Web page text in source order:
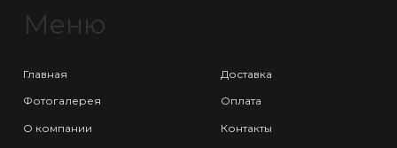
Меню
Главная
Фотогалерея
О компании
Доставка
Оплата
Контакты